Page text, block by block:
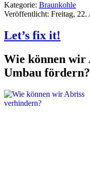
Kategorie: Braunkohle
Veröffentlicht: Freitag, 22.
Let’s fix it!
Wie können wir
Umbau fördern?